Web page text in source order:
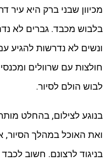
מכיוון שבני ברק היא עיר
בלבוש מכבד. גברים לא
ונשים לא נדרשות להגיע
חולצות עם שרוולים
לבוש הולם לסיור.
בנוגע לצילום, בהחלט
ואת האוכל במהלך
בניגוד לרצונם. חשוב